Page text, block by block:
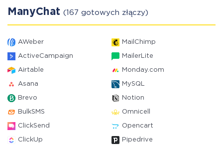
ManyChat (167 gotowych złączy)
AWeber MailChimp
ActiveCampaign MailerLite
Airtable Monday.com
Asana MySQL
Brevo Notion
BulkSMS Omnicell
ClickSend Opencart
ClickUp Pipedrive